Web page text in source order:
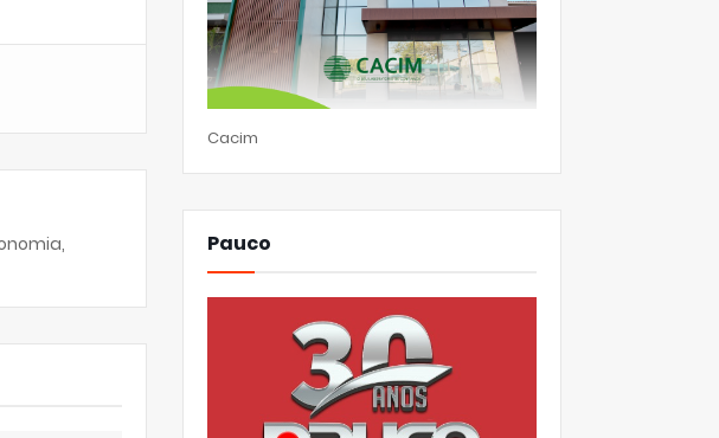
Cacim
Pauco